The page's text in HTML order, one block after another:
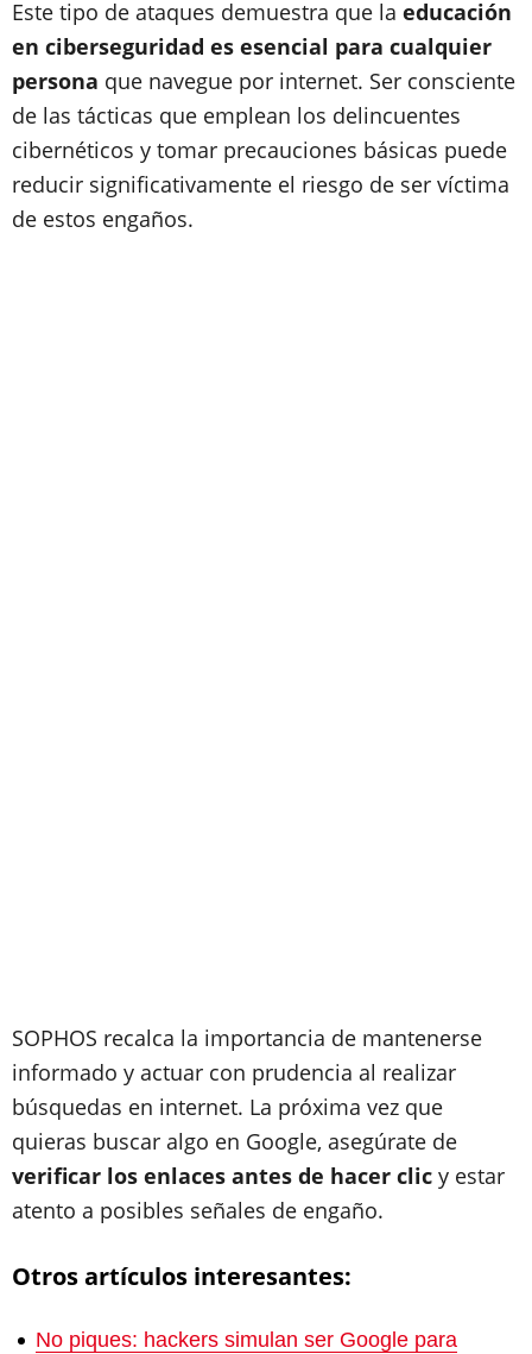
Este tipo de ataques demuestra que la educación
en ciberseguridad es esencial para cualquier
persona que navegue por internet. Ser consciente
de las tácticas que emplean los delincuentes
cibernéticos y tomar precauciones básicas puede
reducir significativamente el riesgo de ser víctima
de estos engaños.
SOPHOS recalca la importancia de mantenerse
informado y actuar con prudencia al realizar
búsquedas en internet. La próxima vez que
quieras buscar algo en Google, asegúrate de
verificar los enlaces antes de hacer clic y estar
atento a posibles señales de engaño.
Otros artículos interesantes:
No piques: hackers simulan ser Google para